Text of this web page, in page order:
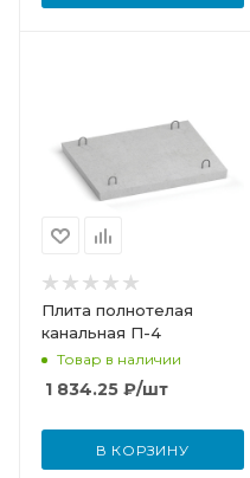
Плита полнотелая
канальная П-4
Товар в наличии
1 834.25 ₽/шт
В КОРЗИНУ